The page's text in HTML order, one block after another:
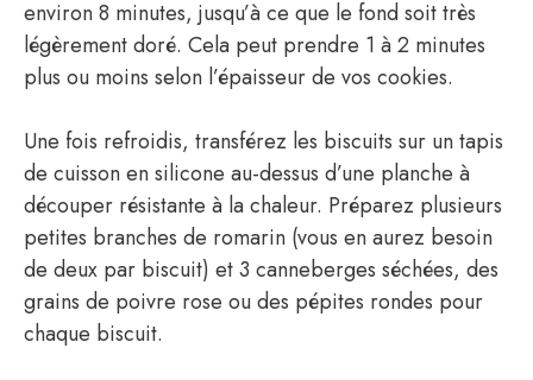
environ 8 minutes, jusqu’à ce que le fond soit très
légèrement doré. Cela peut prendre 1 à 2 minutes
plus ou moins selon l’épaisseur de vos cookies.
Une fois refroidis, transférez les biscuits sur un tapis
de cuisson en silicone au-dessus d’une planche à
découper résistante à la chaleur. Préparez plusieurs
petites branches de romarin (vous en aurez besoin
de deux par biscuit) et 3 canneberges séchées, des
grains de poivre rose ou des pépites rondes pour
chaque biscuit.